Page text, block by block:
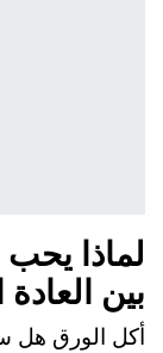
لماذا
بين
أكل الورق هل